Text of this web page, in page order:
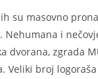
su masovno
Nehumana i
dvorana, zgrada
Veliki broj